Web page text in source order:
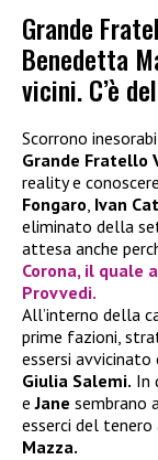
Grande
Benedetta
vicini. C’è
Scorrono
Grande Fratello
reality e
Fongaro, Ivan
eliminato della
attesa anche
Corona, il quale
Provvedi.
All’interno della
prime fazioni,
essersi avvicinato
Giulia Salemi. In
eJane sembrano
esserci del tenero
Mazza.